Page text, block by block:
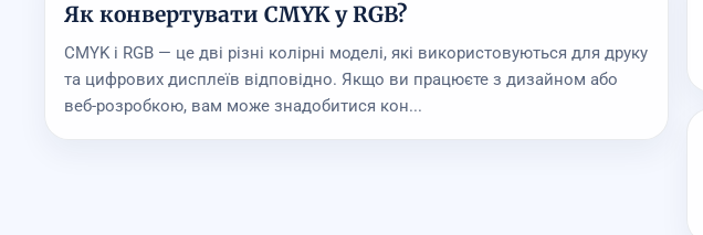
Як конвертувати CMYK у RGB?
CMYK і RGB — це дві різні колірні моделі, які використовуються для друку
та цифрових дисплеїв відповідно. Якщо ви працюєте з дизайном або
веб-розробкою, вам може знадобитися кон...